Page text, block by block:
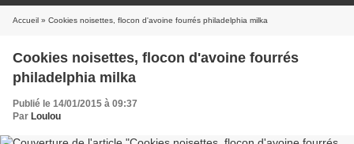
Accueil » Cookies noisettes, flocon d'avoine fourrés philadelphia milka
Cookies noisettes, flocon d'avoine fourrés
philadelphia milka
Publié le 14/01/2015 à 09:37
Par Loulou